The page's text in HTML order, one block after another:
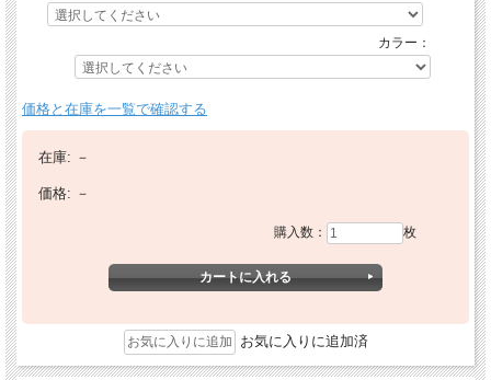
カラー：
価格と在庫を一覧で確認する
在庫: －
価格: －
購入数： 枚
お気に入りに追加済